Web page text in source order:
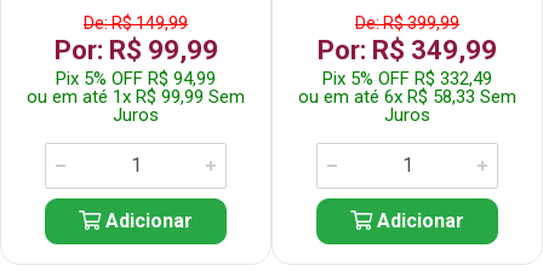
De: R$ 149,99
Por: R$ 99,99
Pix 5% OFF R$ 94,99
ou em até 1x R$ 99,99 Sem
Juros
Adicionar
De: R$ 399,99
Por: R$ 349,99
Pix 5% OFF R$ 332,49
ou em até 6x R$ 58,33 Sem
Juros
Adicionar